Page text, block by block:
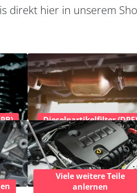
direkt hier in unserem
Dieselpartikelfilter (DPF)
Viele weitere Teile
anlernen